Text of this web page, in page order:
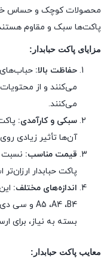
محصولات کوچک و حساس خود
پاکت‌ها سبک و مقاوم
مزایای پاکت حبابدار:
حفاظت بالا:
می‌کنند و از
می‌کنند.
سبکی و کارآمدی:
آن‌ها تأثیر زیادی
قیمت مناسب: نسبت
پاکت حبابدار
اندازه‌های مختلف:
B4، A4، A5 و سی دی
بسته به نیاز، برای
معایب پاکت حبابدار: